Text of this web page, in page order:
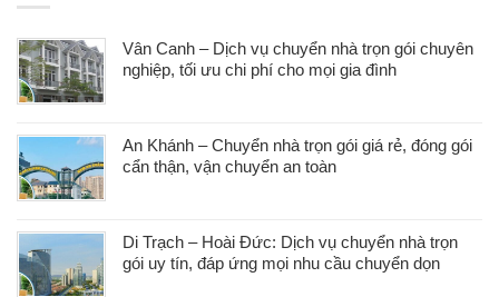
Vân Canh – Dịch vụ chuyển nhà trọn gói chuyên
nghiệp, tối ưu chi phí cho mọi gia đình
An Khánh – Chuyển nhà trọn gói giá rẻ, đóng gói
cẩn thận, vận chuyển an toàn
Di Trạch – Hoài Đức: Dịch vụ chuyển nhà trọn
gói uy tín, đáp ứng mọi nhu cầu chuyển dọn